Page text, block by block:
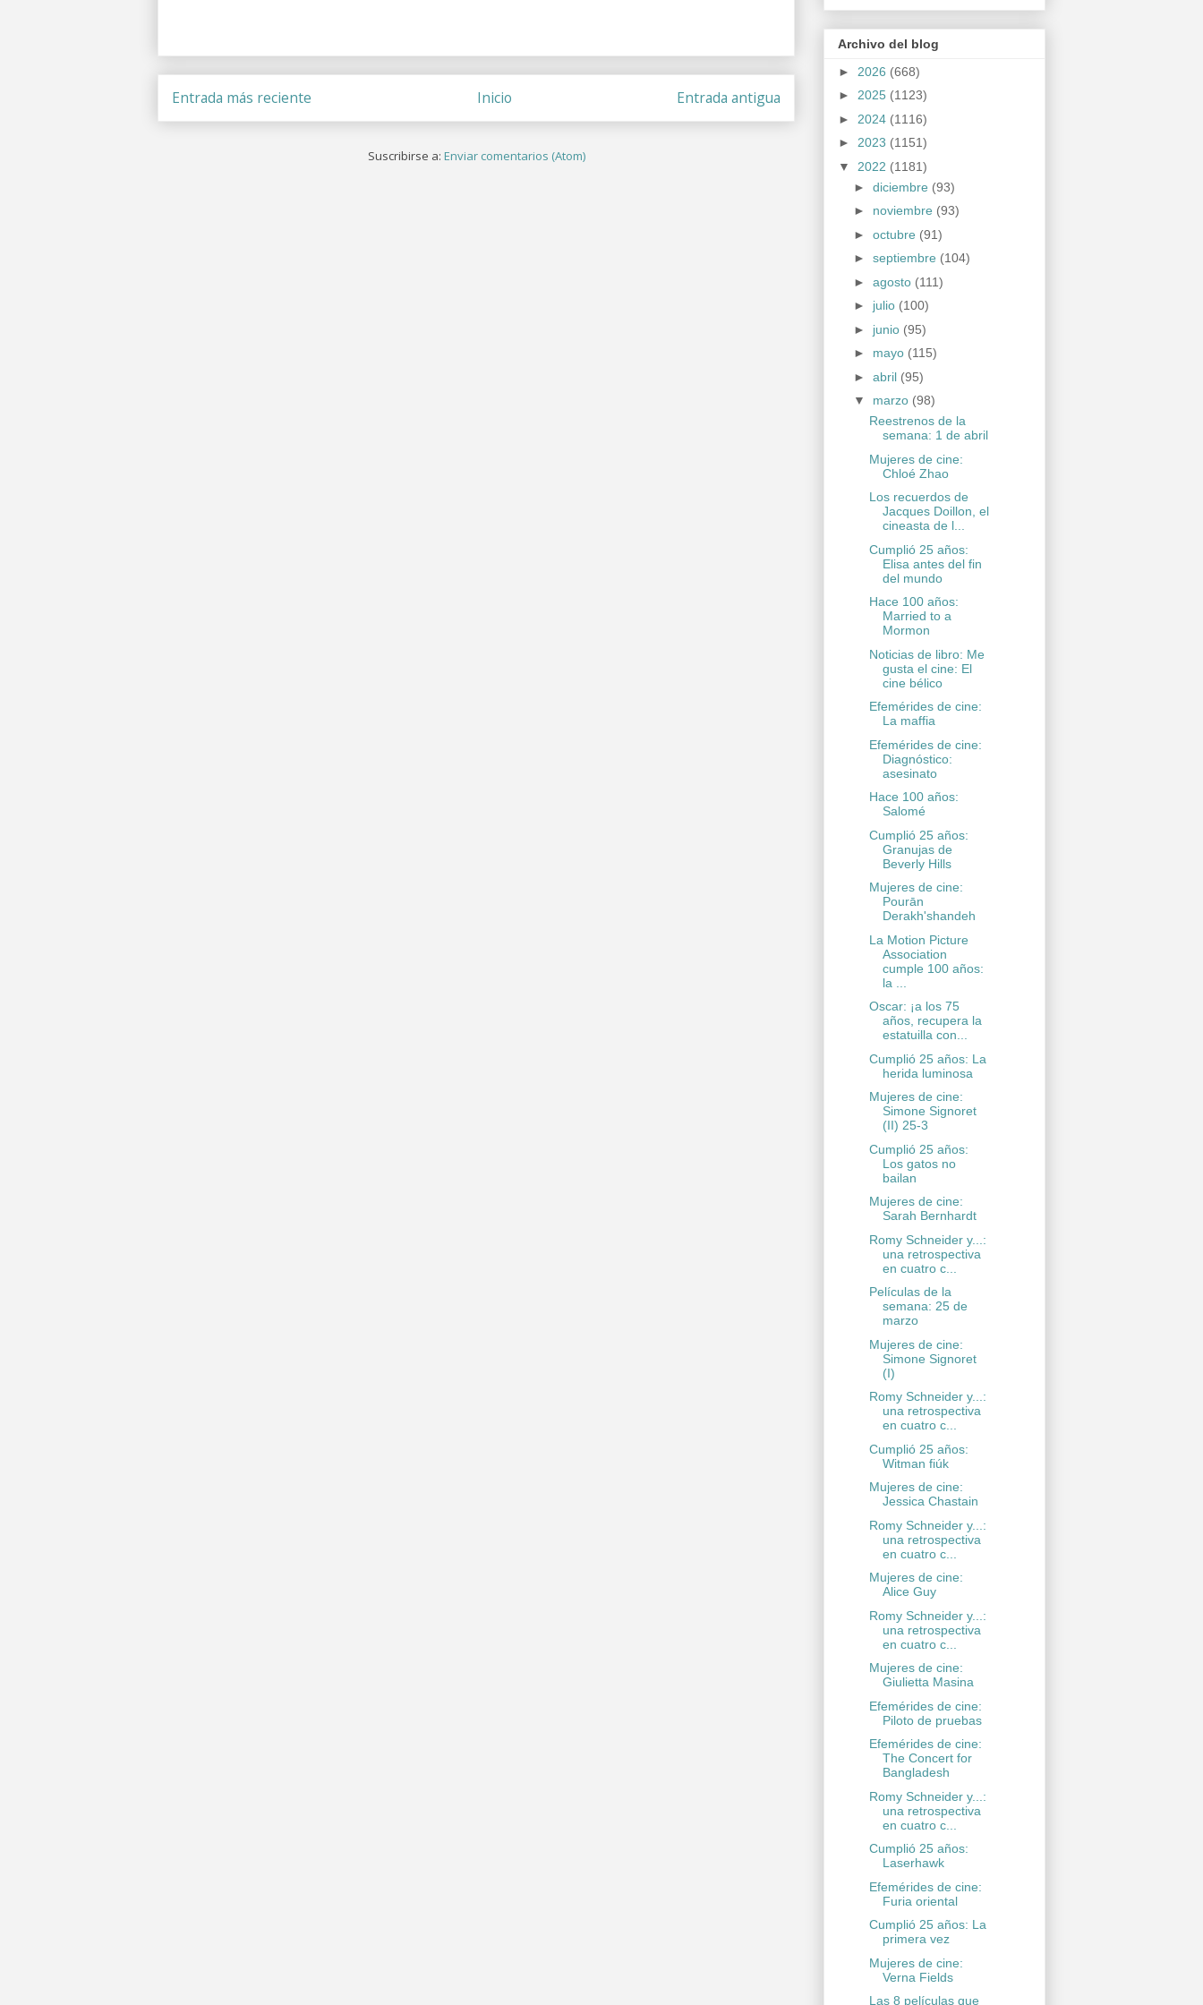
Entrada más reciente Entrada antigua
Inicio
Suscribirse a: Enviar comentarios (Atom)
Archivo del blog
► 2026 (668)
► 2025 (1123)
► 2024 (1116)
► 2023 (1151)
▼ 2022 (1181)
► diciembre (93)
► noviembre (93)
► octubre (91)
► septiembre (104)
► agosto (111)
► julio (100)
► junio (95)
► mayo (115)
► abril (95)
▼ marzo (98)
Reestrenos de la
semana: 1 de abril
Mujeres de cine:
Chloé Zhao
Los recuerdos de
Jacques Doillon, el
cineasta de l...
Cumplió 25 años:
Elisa antes del fin
del mundo
Hace 100 años:
Married to a
Mormon
Noticias de libro: Me
gusta el cine: El
cine bélico
Efemérides de cine:
La maffia
Efemérides de cine:
Diagnóstico:
asesinato
Hace 100 años:
Salomé
Cumplió 25 años:
Granujas de
Beverly Hills
Mujeres de cine:
Pourān
Derakh'shandeh
La Motion Picture
Association
cumple 100 años:
la ...
Oscar: ¡a los 75
años, recupera la
estatuilla con...
Cumplió 25 años: La
herida luminosa
Mujeres de cine:
Simone Signoret
(II) 25-3
Cumplió 25 años:
Los gatos no
bailan
Mujeres de cine:
Sarah Bernhardt
Romy Schneider y...:
una retrospectiva
en cuatro c...
Películas de la
semana: 25 de
marzo
Mujeres de cine:
Simone Signoret
(I)
Romy Schneider y...:
una retrospectiva
en cuatro c...
Cumplió 25 años:
Witman fiúk
Mujeres de cine:
Jessica Chastain
Romy Schneider y...:
una retrospectiva
en cuatro c...
Mujeres de cine:
Alice Guy
Romy Schneider y...:
una retrospectiva
en cuatro c...
Mujeres de cine:
Giulietta Masina
Efemérides de cine:
Piloto de pruebas
Efemérides de cine:
The Concert for
Bangladesh
Romy Schneider y...:
una retrospectiva
en cuatro c...
Cumplió 25 años:
Laserhawk
Efemérides de cine:
Furia oriental
Cumplió 25 años: La
primera vez
Mujeres de cine:
Verna Fields
Las 8 películas que